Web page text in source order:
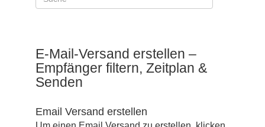
E-Mail-Versand erstellen –
Empfänger filtern, Zeitplan &
Senden
Email Versand erstellen